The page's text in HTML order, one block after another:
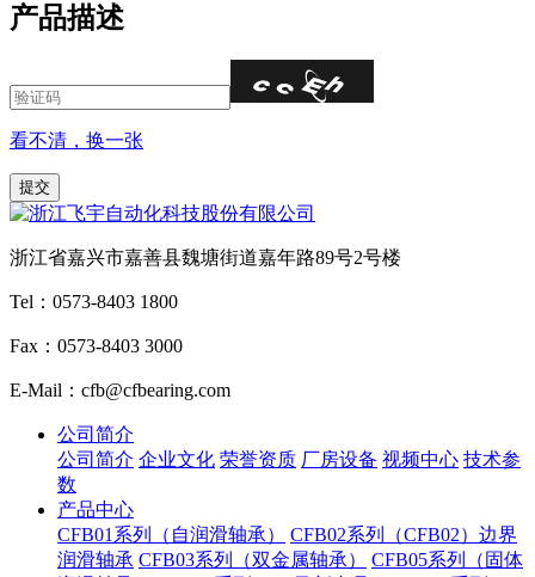
产品描述
看不清，换一张
浙江省嘉兴市嘉善县魏塘街道嘉年路89号2号楼
Tel：0573-8403 1800
Fax：0573-8403 3000
E-Mail：cfb@cfbearing.com
公司简介
公司简介 企业文化 荣誉资质 厂房设备 视频中心 技术参
数
产品中心
CFB01系列（自润滑轴承）
CFB02系列（CFB02）边界
润滑轴承 CFB03系列（双金属轴承）
CFB05系列（固体